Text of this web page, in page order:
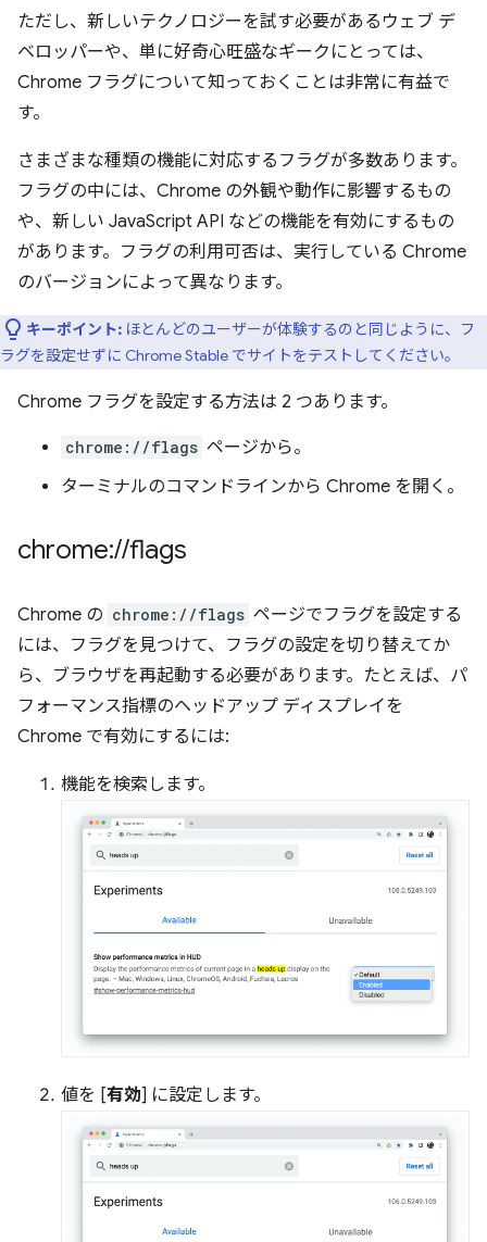
ただし、新しいテクノロジーを試す必要があるウェブ デ
ベロッパーや、単に好奇心旺盛なギークにとっては、
Chrome フラグについて知っておくことは非常に有益で
す。
さまざまな種類の機能に対応するフラグが多数あります。
フラグの中には、Chrome の外観や動作に影響するもの
や、新しい JavaScript API などの機能を有効にするもの
があります。フラグの利用可否は、実行している Chrome
のバージョンによって異なります。
キーポイント: ほとんどのユーザーが体験するのと同じように、フ
ラグを設定せずに Chrome Stable でサイトをテストしてください。
Chrome フラグを設定する方法は 2 つあります。
chrome://flags ページから。
ターミナルのコマンドラインから Chrome を開く。
chrome://flags
Chrome の chrome://flags ページでフラグを設定する
には、フラグを見つけて、フラグの設定を切り替えてか
ら、ブラウザを再起動する必要があります。たとえば、パ
フォーマンス指標のヘッドアップ ディスプレイを
Chrome で有効にするには:
機能を検索します。
値を [有効] に設定します。